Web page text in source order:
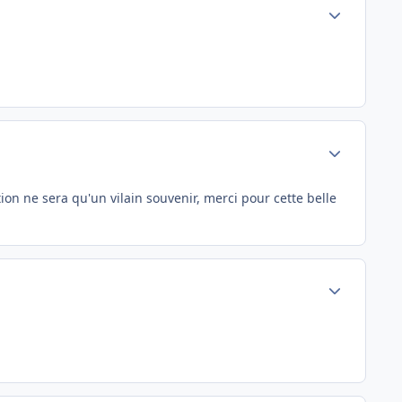
ne sera qu'un vilain souvenir, merci pour cette belle